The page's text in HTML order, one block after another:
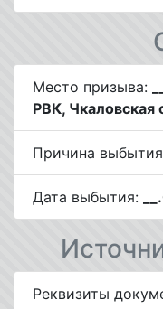
Место призыва:
РВК, Чкаловская
Причина
Дата выбытия:
Реквизиты